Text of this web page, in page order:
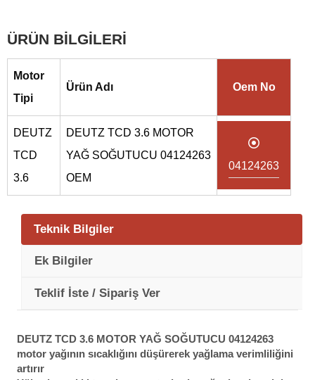
ÜRÜN BİLGİLERİ
Motor
Tipi
Ürün Adı Oem No
DEUTZ
TCD
3.6
DEUTZ TCD 3.6 MOTOR
YAĞ SOĞUTUCU 04124263
OEM
04124263
Teknik Bilgiler
Ek Bilgiler
Teklif İste / Sipariş Ver
DEUTZ TCD 3.6 MOTOR YAĞ SOĞUTUCU 04124263
motor yağının sıcaklığını düşürerek yağlama verimliliğini
artırır